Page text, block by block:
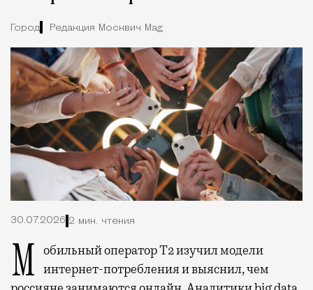
Город Редакция Москвич Mag
30.07.2026 2 мин. чтения
Мобильный оператор Т2 изучил модели интернет-потребления и выяснил, чем